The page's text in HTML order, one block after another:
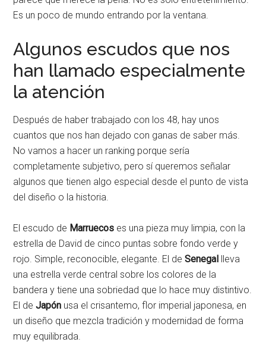
Es un poco de mundo entrando por la ventana.
Algunos escudos que nos
han llamado especialmente
la atención
Después de haber trabajado con los 48, hay unos
cuantos que nos han dejado con ganas de saber más.
No vamos a hacer un ranking porque sería
completamente subjetivo, pero sí queremos señalar
algunos que tienen algo especial desde el punto de vista
del diseño o la historia.
El escudo de Marruecos es una pieza muy limpia, con la
estrella de David de cinco puntas sobre fondo verde y
rojo. Simple, reconocible, elegante. El deSenegal lleva
una estrella verde central sobre los colores de la
bandera y tiene una sobriedad que lo hace muy distintivo.
El deJapón usa el crisantemo, flor imperial japonesa, en
un diseño que mezcla tradición y modernidad de forma
muy equilibrada.